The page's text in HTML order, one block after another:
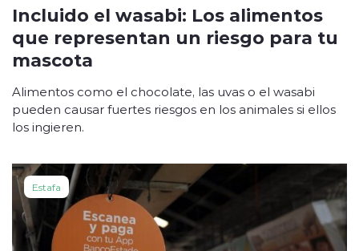
Incluido el wasabi: Los alimentos
que representan un riesgo para tu
mascota
Alimentos como el chocolate, las uvas o el wasabi
pueden causar fuertes riesgos en los animales si ellos
los ingieren.
Estafa